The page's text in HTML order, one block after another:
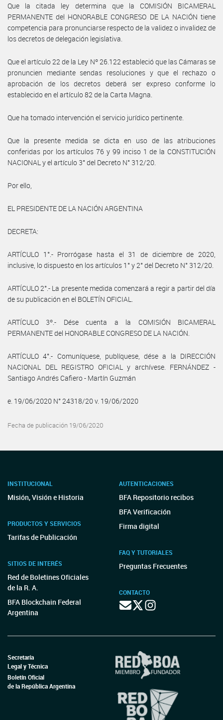
Que la citada ley determina que la COMISIÓN BICAMERAL
PERMANENTE del HONORABLE CONGRESO DE LA NACIÓN tiene
competencia para pronunciarse respecto de la validez o invalidez de
los decretos de delegación legislativa.
Que el artículo 22 de la Ley Nº 26.122 estableció que las Cámaras se
pronuncien mediante sendas resoluciones y que el rechazo o
aprobación de los decretos deberá ser expreso conforme lo
establecido en el artículo 82 de la Carta Magna.
Que ha tomado intervención el servicio jurídico pertinente.
Que la presente medida se dicta en uso de las atribuciones
conferidas por los artículos 76 y 99 inciso 1 de la CONSTITUCIÓN
NACIONAL y el artículo 3° del Decreto N° 312/20.
Por ello,
EL PRESIDENTE DE LA NACIÓN ARGENTINA
DECRETA:
ARTÍCULO 1°.- Prorrógase hasta el 31 de diciembre de 2020,
inclusive, lo dispuesto en los artículos 1° y 2° del Decreto N° 312/20.
ARTÍCULO 2°.- La presente medida comenzará a regir a partir del día
de su publicación en el BOLETÍN OFICIAL.
ARTÍCULO 3º.- Dése cuenta a la COMISIÓN BICAMERAL
PERMANENTE del HONORABLE CONGRESO DE LA NACIÓN.
ARTÍCULO 4°.- Comuníquese, publíquese, dése a la DIRECCIÓN
NACIONAL DEL REGISTRO OFICIAL y archívese. FERNÁNDEZ -
Santiago Andrés Cafiero - Martín Guzmán
e. 19/06/2020 N° 24318/20 v. 19/06/2020
Fecha de publicación 19/06/2020
INSTITUCIONAL
Misión, Visión e Historia
PRODUCTOS Y SERVICIOS
Tarifas de Publicación
SITIOS DE INTERÉS
Red de Boletines Oficiales
de la R. A.
BFA Blockchain Federal
Argentina
AUTENTICACIONES
BFA Repositorio recibos
BFA Verificación
Firma digital
FAQ Y TUTORIALES
Preguntas Frecuentes
CONTACTO
Secretaría
Legal y Técnica
Boletín Oficial
de la República Argentina